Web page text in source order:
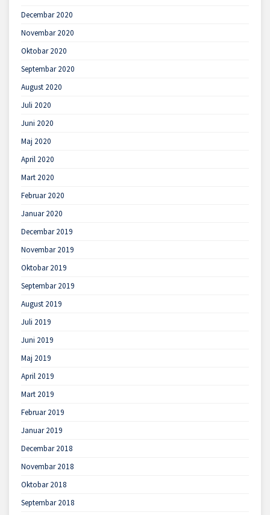
Decembar 2020
Novembar 2020
Oktobar 2020
Septembar 2020
August 2020
Juli 2020
Juni 2020
Maj 2020
April 2020
Mart 2020
Februar 2020
Januar 2020
Decembar 2019
Novembar 2019
Oktobar 2019
Septembar 2019
August 2019
Juli 2019
Juni 2019
Maj 2019
April 2019
Mart 2019
Februar 2019
Januar 2019
Decembar 2018
Novembar 2018
Oktobar 2018
Septembar 2018